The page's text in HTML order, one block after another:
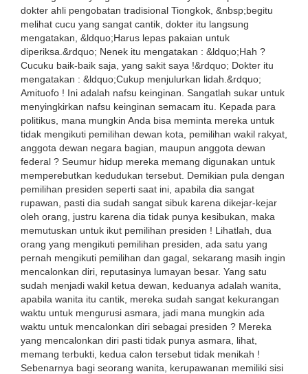
dokter ahli pengobatan tradisional Tiongkok, &nbsp;begitu
melihat cucu yang sangat cantik, dokter itu langsung
mengatakan, &ldquo;Harus lepas pakaian untuk
diperiksa.&rdquo; Nenek itu mengatakan : &ldquo;Hah ?
Cucuku baik-baik saja, yang sakit saya !&rdquo; Dokter itu
mengatakan : &ldquo;Cukup menjulurkan lidah.&rdquo;
Amituofo ! Ini adalah nafsu keinginan. Sangatlah sukar untuk
menyingkirkan nafsu keinginan semacam itu. Kepada para
politikus, mana mungkin Anda bisa meminta mereka untuk
tidak mengikuti pemilihan dewan kota, pemilihan wakil rakyat,
anggota dewan negara bagian, maupun anggota dewan
federal ? Seumur hidup mereka memang digunakan untuk
memperebutkan kedudukan tersebut. Demikian pula dengan
pemilihan presiden seperti saat ini, apabila dia sangat
rupawan, pasti dia sudah sangat sibuk karena dikejar-kejar
oleh orang, justru karena dia tidak punya kesibukan, maka
memutuskan untuk ikut pemilihan presiden ! Lihatlah, dua
orang yang mengikuti pemilihan presiden, ada satu yang
pernah mengikuti pemilihan dan gagal, sekarang masih ingin
mencalonkan diri, reputasinya lumayan besar. Yang satu
sudah menjadi wakil ketua dewan, keduanya adalah wanita,
apabila wanita itu cantik, mereka sudah sangat kekurangan
waktu untuk mengurusi asmara, jadi mana mungkin ada
waktu untuk mencalonkan diri sebagai presiden ? Mereka
yang mencalonkan diri pasti tidak punya asmara, lihat,
memang terbukti, kedua calon tersebut tidak menikah !
Sebenarnya bagi seorang wanita, kerupawanan memiliki sisi